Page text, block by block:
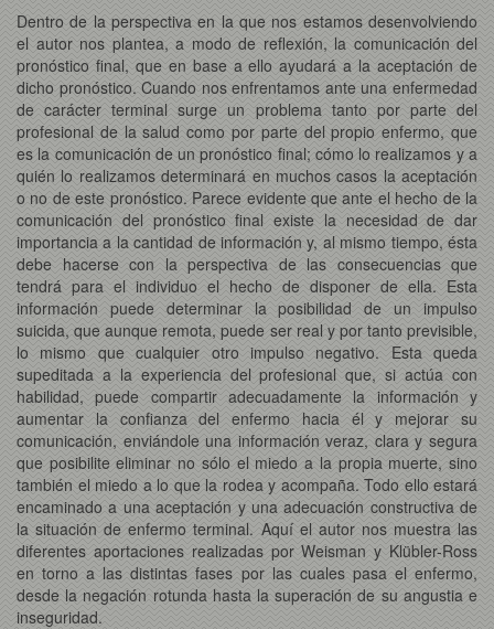
Dentro de la perspectiva en la que nos estamos desenvolviendo
el autor nos plantea, a modo de reflexión, la comunicación del
pronóstico final, que en base a ello ayudará a la aceptación de
dicho pronóstico. Cuando nos enfrentamos ante una enfermedad
de carácter terminal surge un problema tanto por parte del
profesional de la salud como por parte del propio enfermo, que
es la comunicación de un pronóstico final; cómo lo realizamos y a
quién lo realizamos determinará en muchos casos la aceptación
o no de este pronóstico. Parece evidente que ante el hecho de la
comunicación del pronóstico final existe la necesidad de dar
importancia a la cantidad de información y, al mismo tiempo, ésta
debe hacerse con la perspectiva de las consecuencias que
tendrá para el individuo el hecho de disponer de ella. Esta
información puede determinar la posibilidad de un impulso
suicida, que aunque remota, puede ser real y por tanto previsible,
lo mismo que cualquier otro impulso negativo. Esta queda
supeditada a la experiencia del profesional que, si actúa con
habilidad, puede compartir adecuadamente la información y
aumentar la confianza del enfermo hacia él y mejorar su
comunicación, enviándole una información veraz, clara y segura
que posibilite eliminar no sólo el miedo a la propia muerte, sino
también el miedo a lo que la rodea y acompaña. Todo ello estará
encaminado a una aceptación y una adecuación constructiva de
la situación de enfermo terminal. Aquí el autor nos muestra las
diferentes aportaciones realizadas por Weisman y Klübler-Ross
en torno a las distintas fases por las cuales pasa el enfermo,
desde la negación rotunda hasta la superación de su angustia e
inseguridad.